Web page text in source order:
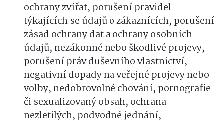
ochrany zvířat, porušení pravidel
týkajících se údajů o zákaznících, porušení
zásad ochrany dat a ochrany osobních
údajů, nezákonné nebo škodlivé projevy,
porušení práv duševního vlastnictví,
negativní dopady na veřejné projevy nebo
volby, nedobrovolné chování, pornografie
či sexualizovaný obsah, ochrana
nezletilých, podvodné jednání,